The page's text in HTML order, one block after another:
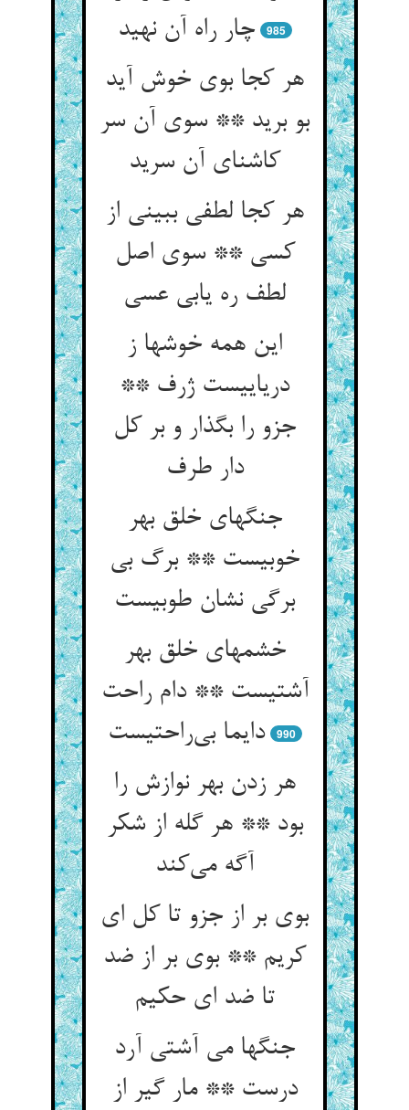
چار راه آن نهید
985
هر کجا بوی خوش آید
بو برید ** سوی آن سر
کاشنای آن سرید
هر کجا لطفی ببینی از
کسی ** سوی اصل
لطف ره یابی عسی
این همه خوشها ز
دریاییست ژرف **
جزو را بگذار و بر کل
دار طرف
جنگهای خلق بهر
خوبیست ** برگ بی
برگی نشان طوبیست
خشمهای خلق بهر
آشتیست ** دام راحت
دایما بی‌راحتیست
990
هر زدن بهر نوازش را
بود ** هر گله از شکر
آگه می‌کند
بوی بر از جزو تا کل ای
کریم ** بوی بر از ضد
تا ضد ای حکیم
جنگها می آشتی آرد
درست ** مار گیر از